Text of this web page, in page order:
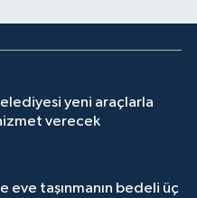
yeni araçlarla
verecek
eve taşınmanın bedeli üç